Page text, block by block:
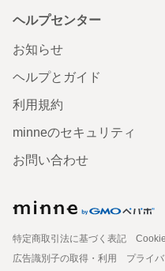
ヘルプセンター
お知らせ
ヘルプとガイド
利用規約
minneのセキュリティ
お問い合わせ
特定商取引法に基づく表記
広告識別子の取得・利用
プライ